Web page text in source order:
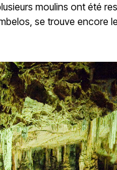
moulins ont été
se trouve encore